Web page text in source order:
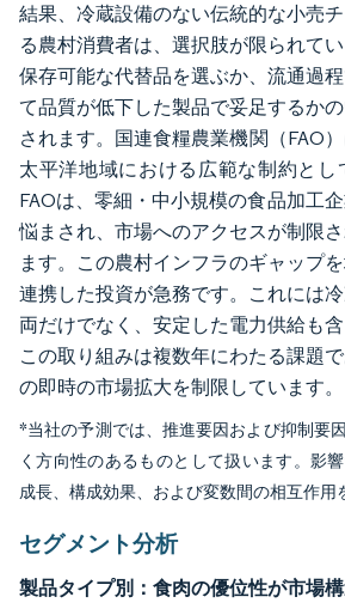
結果、冷蔵設備のない伝統的な小売
る農村消費者は、選択肢が限られて
保存可能な代替品を選ぶか、流通過
て品質が低下した製品で妥足するか
されます。国連食糧農業機関（FAO
太平洋地域における広範な制約とし
FAOは、零細・中小規模の食品加工
悩まされ、市場へのアクセスが制限
ます。この農村インフラのギャップ
連携した投資が急務です。これには
両だけでなく、安定した電力供給も含
この取り組みは複数年にわたる課題
の即時の市場拡大を制限しています。
*当社の予測では、推進要因および抑制要
く方向性のあるものとして扱います。影
成長、構成効果、および変数間の相互作用
セグメント分析
製品タイプ別：食肉の優位性が市場構